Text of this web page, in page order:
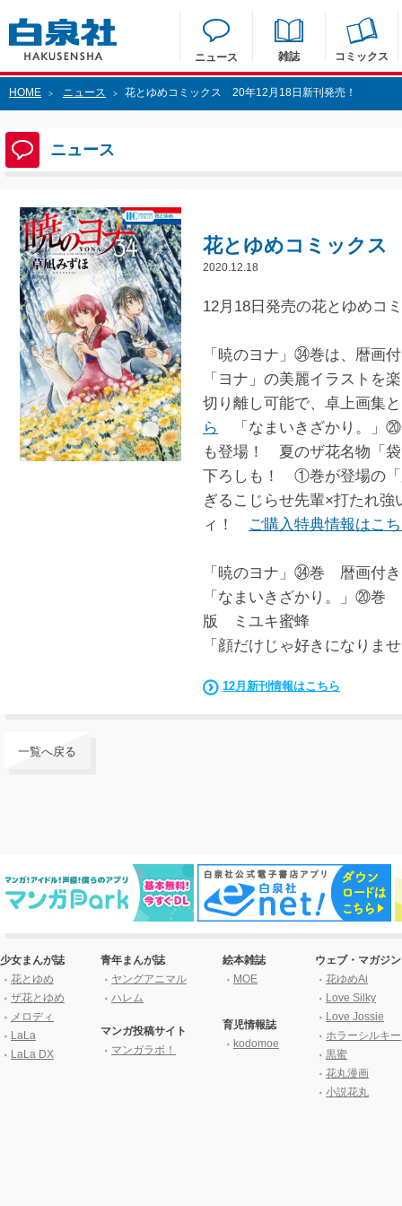
ニュース 雑誌 コミックス
HOME > ニュース > 花とゆめコミックス 20年12月18日新刊発売！
ニュース
花とゆめコミックス
2020.12.18
12月18日発売の花とゆめコ
「暁のヨナ」㉞巻は、暦
「ヨナ」の美麗イラストを
切り離し可能で、卓上画集
ら
「なまいきざかり。」⑳
も登場！ 夏のザ花名物「
下ろしも！ ①巻が登場の「
ぎるこじらせ先輩×打たれ
ィ！
ご購入特典情報はこ
「暁のヨナ」㉞巻 暦画付
「なまいきざかり。」⑳巻
版 ミユキ蜜蜂
「顔だけじゃ好きになりま
12月新刊情報はこちら
一覧へ戻る
少女まんが誌
花とゆめ
ザ花とゆめ
メロディ
LaLa
LaLa DX
青年まんが誌
ヤングアニマル
ハレム
マンガ投稿サイト
マンガラボ！
絵本雑誌
MOE
育児情報誌
kodomoe
ウェブ・マガジン
花ゆめAi
Love Silky
Love Jossie
ホラーシルキー
黒蜜
花丸漫画
小説花丸